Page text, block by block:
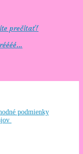
prečítať!
podmienky